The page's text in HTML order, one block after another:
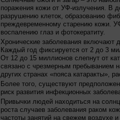
поражения кожи от УФ-излучения. В
разрушению клеток, образованию
преждевременному старению кожи.
воспалению глаз и фотокератиту.
Хронические заболевания включают
Каждый год фиксируется от 2 до 3
От 12 до 15 миллионов слепнут от
связано с чрезмерным пребыванием
других странах «пояса катаракты»,
Более того, существуют
риск развития инфекционных
Привычки людей находиться на
роста случаев заболевания раком
частоты занятий на свежем воздухе